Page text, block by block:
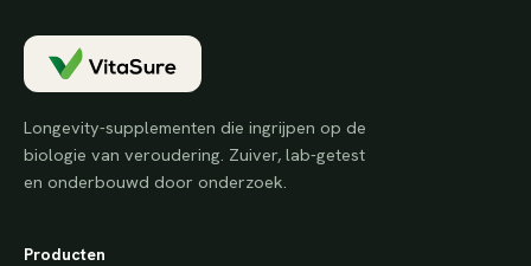
Longevity-supplementen die ingrijpen op de
biologie van veroudering. Zuiver, lab-getest
en onderbouwd door onderzoek.
Producten